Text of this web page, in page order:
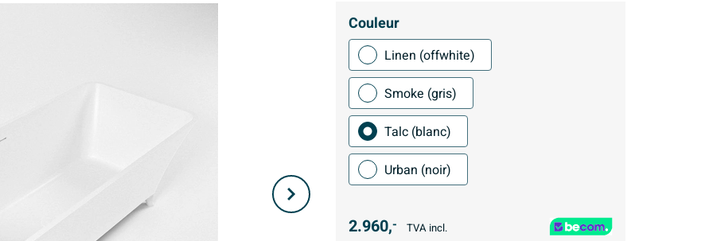
Couleur
Linen (offwhite)
Smoke (gris)
Talc (blanc)
Urban (noir)
2.960,- TVA incl.